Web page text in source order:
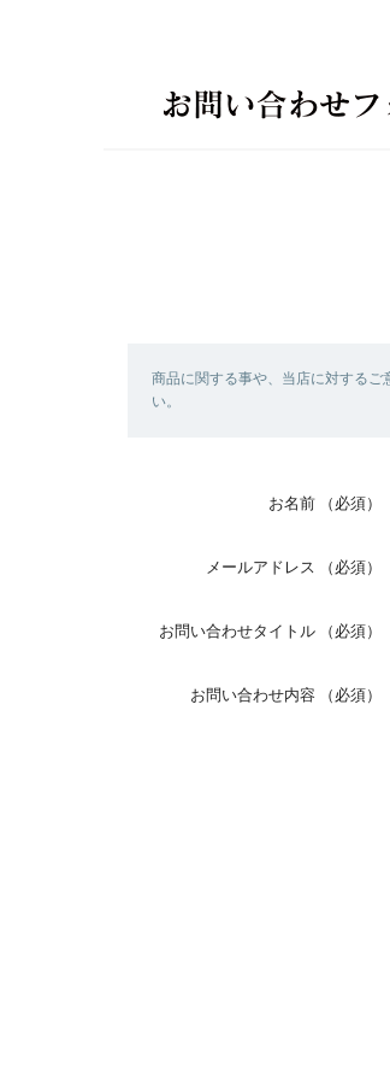
商品に関する事や、当店に対するご
い。
お名前 （必須）
メールアドレス （必須）
お問い合わせタイトル （必須）
お問い合わせ内容 （必須）